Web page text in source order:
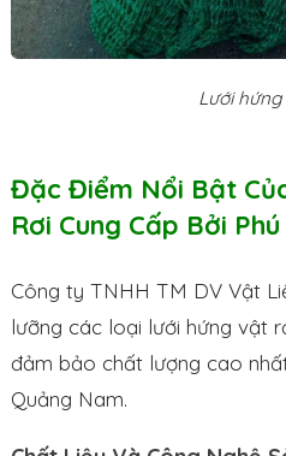
Lưới
Đặc Điểm Nổi Bật
Rơi Cung Cấp Bởi Phú
Công ty TNHH TM DV Vật
lưỡng các loại lưới hứng vật
đảm bảo chất lượng cao
Quảng Nam.